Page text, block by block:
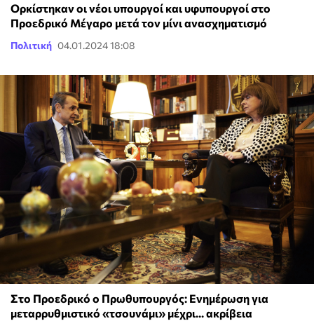
Ορκίστηκαν οι νέοι υπουργοί και υφυπουργοί στο
Προεδρικό Μέγαρο μετά τον μίνι ανασχηματισμό
Πολιτική 04.01.2024 18:08
Στο Προεδρικό ο Πρωθυπουργός: Ενημέρωση για
μεταρρυθμιστικό «τσουνάμι» μέχρι... ακρίβεια